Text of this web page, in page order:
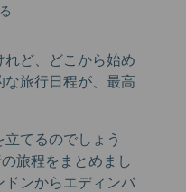
ど、どこから始め
旅行日程が、最高
てるのでしょう
旅程をまとめまし
ドンからエディンバ